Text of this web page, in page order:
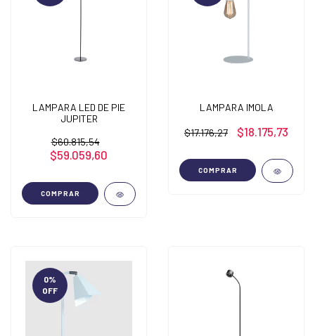
LAMPARA LED DE PIE
JUPITER
$60.815,54
$59.059,60
COMPRAR
LAMPARA IMOLA
$17.176,27 $18.175,73
COMPRAR
0%
OFF